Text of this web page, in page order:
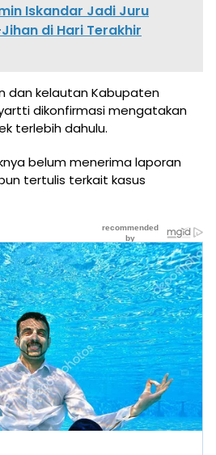
Iskandar Jadi Juru
di Hari Terakhir
dan kelautan Kabupaten
dikonfirmasi mengatakan
terlebih dahulu.
belum menerima laporan
tertulis terkait kasus